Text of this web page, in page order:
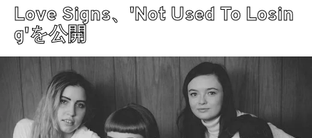
Love Signs、'Not Used To Losin
g'を公開